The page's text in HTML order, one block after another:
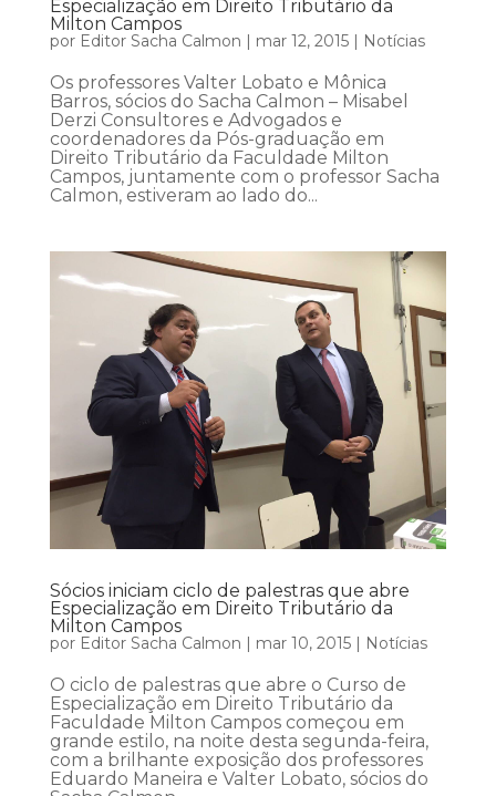
Especialização em Direito Tributário da
Milton Campos
por Editor Sacha Calmon | mar 12, 2015| Notícias
Os professores Valter Lobato e Mônica
Barros, sócios do Sacha Calmon – Misabel
Derzi Consultores e Advogados e
coordenadores da Pós-graduação em
Direito Tributário da Faculdade Milton
Campos, juntamente com o professor Sacha
Calmon, estiveram ao lado do...
Sócios iniciam ciclo de palestras que abre
Especialização em Direito Tributário da
Milton Campos
por Editor Sacha Calmon | mar 10, 2015| Notícias
O ciclo de palestras que abre o Curso de
Especialização em Direito Tributário da
Faculdade Milton Campos começou em
grande estilo, na noite desta segunda-feira,
com a brilhante exposição dos professores
Eduardo Maneira e Valter Lobato, sócios do